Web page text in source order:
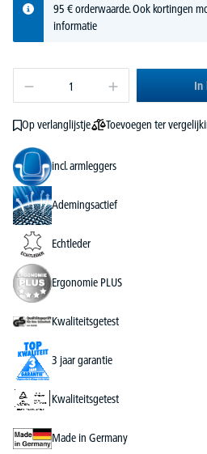
95 € orderwaarde. Ook kortingen
informatie
In
Op verlanglijstje Toevoegen ter
incl. armleggers
Ademingsactief
Echtleder
Ergonomie PLUS
Kwaliteitsgetest
3 jaar garantie
Kwaliteitsgetest
Made in Germany